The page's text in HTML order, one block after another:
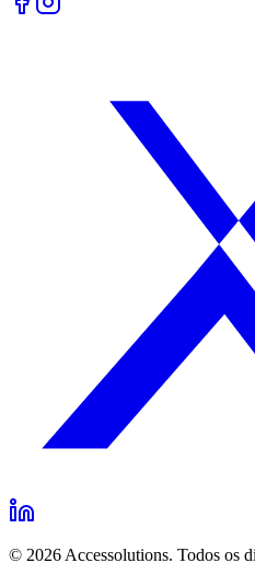
© 2026 Accessolutions. Todos os
E-MAIL *
ASSUNTO *